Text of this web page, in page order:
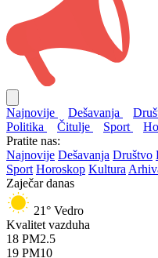
Najnovije Dešavanja
Politika
Čitulje Sport
Pratite nas:
Najnovije Dešavanja Društvo
Sport Horoskop Kultura
Zaječar danas
21° Vedro
Kvalitet vazduha
18 PM2.5
19 PM10